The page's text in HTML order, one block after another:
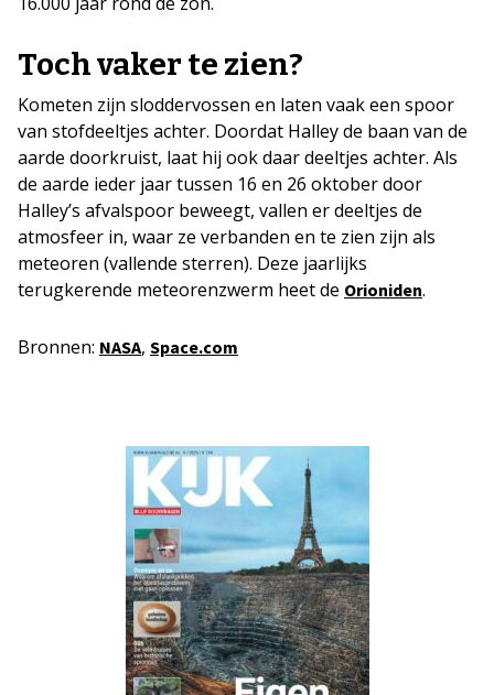
Toch vaker te zien?
Kometen zijn sloddervossen en laten vaak een spoor
van stofdeeltjes achter. Doordat Halley de baan van de
aarde doorkruist, laat hij ook daar deeltjes achter. Als
de aarde ieder jaar tussen 16 en 26 oktober door
Halley’s afvalspoor beweegt, vallen er deeltjes de
atmosfeer in, waar ze verbanden en te zien zijn als
meteoren (vallende sterren). Deze jaarlijks
terugkerende meteorenzwerm heet de Orioniden.
Bronnen: NASA, Space.com